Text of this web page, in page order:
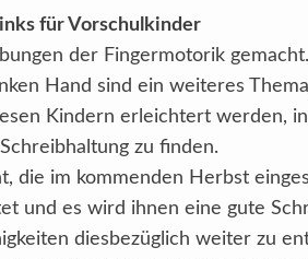
für Vorschulkinder
der Fingermotorik
Hand sind ein weiteres
Kindern erleichtert werden,
zu finden.
die im kommenden Herbst
und es wird ihnen eine gute
diesbezüglich weiter zu